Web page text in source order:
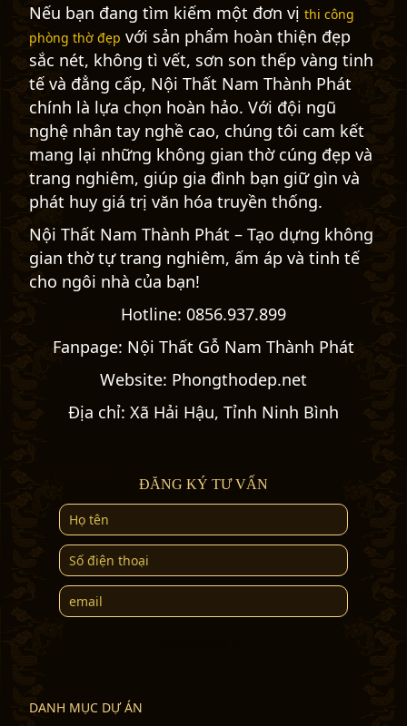
Nếu bạn đang tìm kiếm một đơn vị thi công
phòng thờ đẹp với sản phẩm hoàn thiện đẹp
sắc nét, không tì vết, sơn son thếp vàng tinh
tế và đẳng cấp, Nội Thất Nam Thành Phát
chính là lựa chọn hoàn hảo. Với đội ngũ
nghệ nhân tay nghề cao, chúng tôi cam kết
mang lại những không gian thờ cúng đẹp và
trang nghiêm, giúp gia đình bạn giữ gìn và
phát huy giá trị văn hóa truyền thống.
Nội Thất Nam Thành Phát – Tạo dựng không
gian thờ tự trang nghiêm, ấm áp và tinh tế
cho ngôi nhà của bạn!
Hotline: 0856.937.899
Fanpage: Nội Thất Gỗ Nam Thành Phát
Website: Phongthodep.net
Địa chỉ: Xã Hải Hậu, Tỉnh Ninh Bình
ĐĂNG KÝ TƯ VẤN
DANH MỤC DỰ ÁN